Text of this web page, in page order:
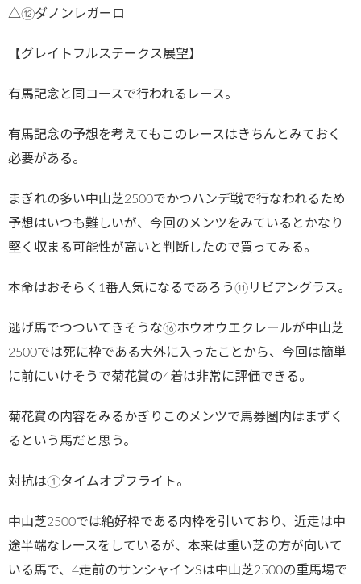
△⑫ダノンレガーロ
【グレイトフルステークス展望】
有馬記念と同コースで行われるレース。
有馬記念の予想を考えてもこのレースはきちんとみておく
必要がある。
まぎれの多い中山芝2500でかつハンデ戦で行なわれるため
予想はいつも難しいが、今回のメンツをみているとかなり
堅く収まる可能性が高いと判断したので買ってみる。
本命はおそらく1番人気になるであろう⑪リビアングラス。
逃げ馬でつついてきそうな⑯ホウオウエクレールが中山芝
2500では死に枠である大外に入ったことから、今回は簡単
に前にいけそうで菊花賞の4着は非常に評価できる。
菊花賞の内容をみるかぎりこのメンツで馬券圏内はまずく
るという馬だと思う。
対抗は①タイムオブフライト。
中山芝2500では絶好枠である内枠を引いており、近走は中
途半端なレースをしているが、本来は重い芝の方が向いて
いる馬で、4走前のサンシャインSは中山芝2500の重馬場で